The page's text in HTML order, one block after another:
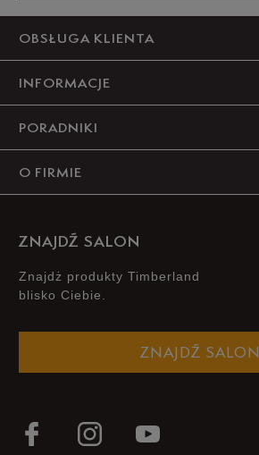
OBSŁUGA KLIENTA
INFORMACJE
PORADNIKI
O FIRMIE
ZNAJDŹ SALON
Znajdż produkty Timberland
blisko Ciebie.
ZNAJDŹ SALON